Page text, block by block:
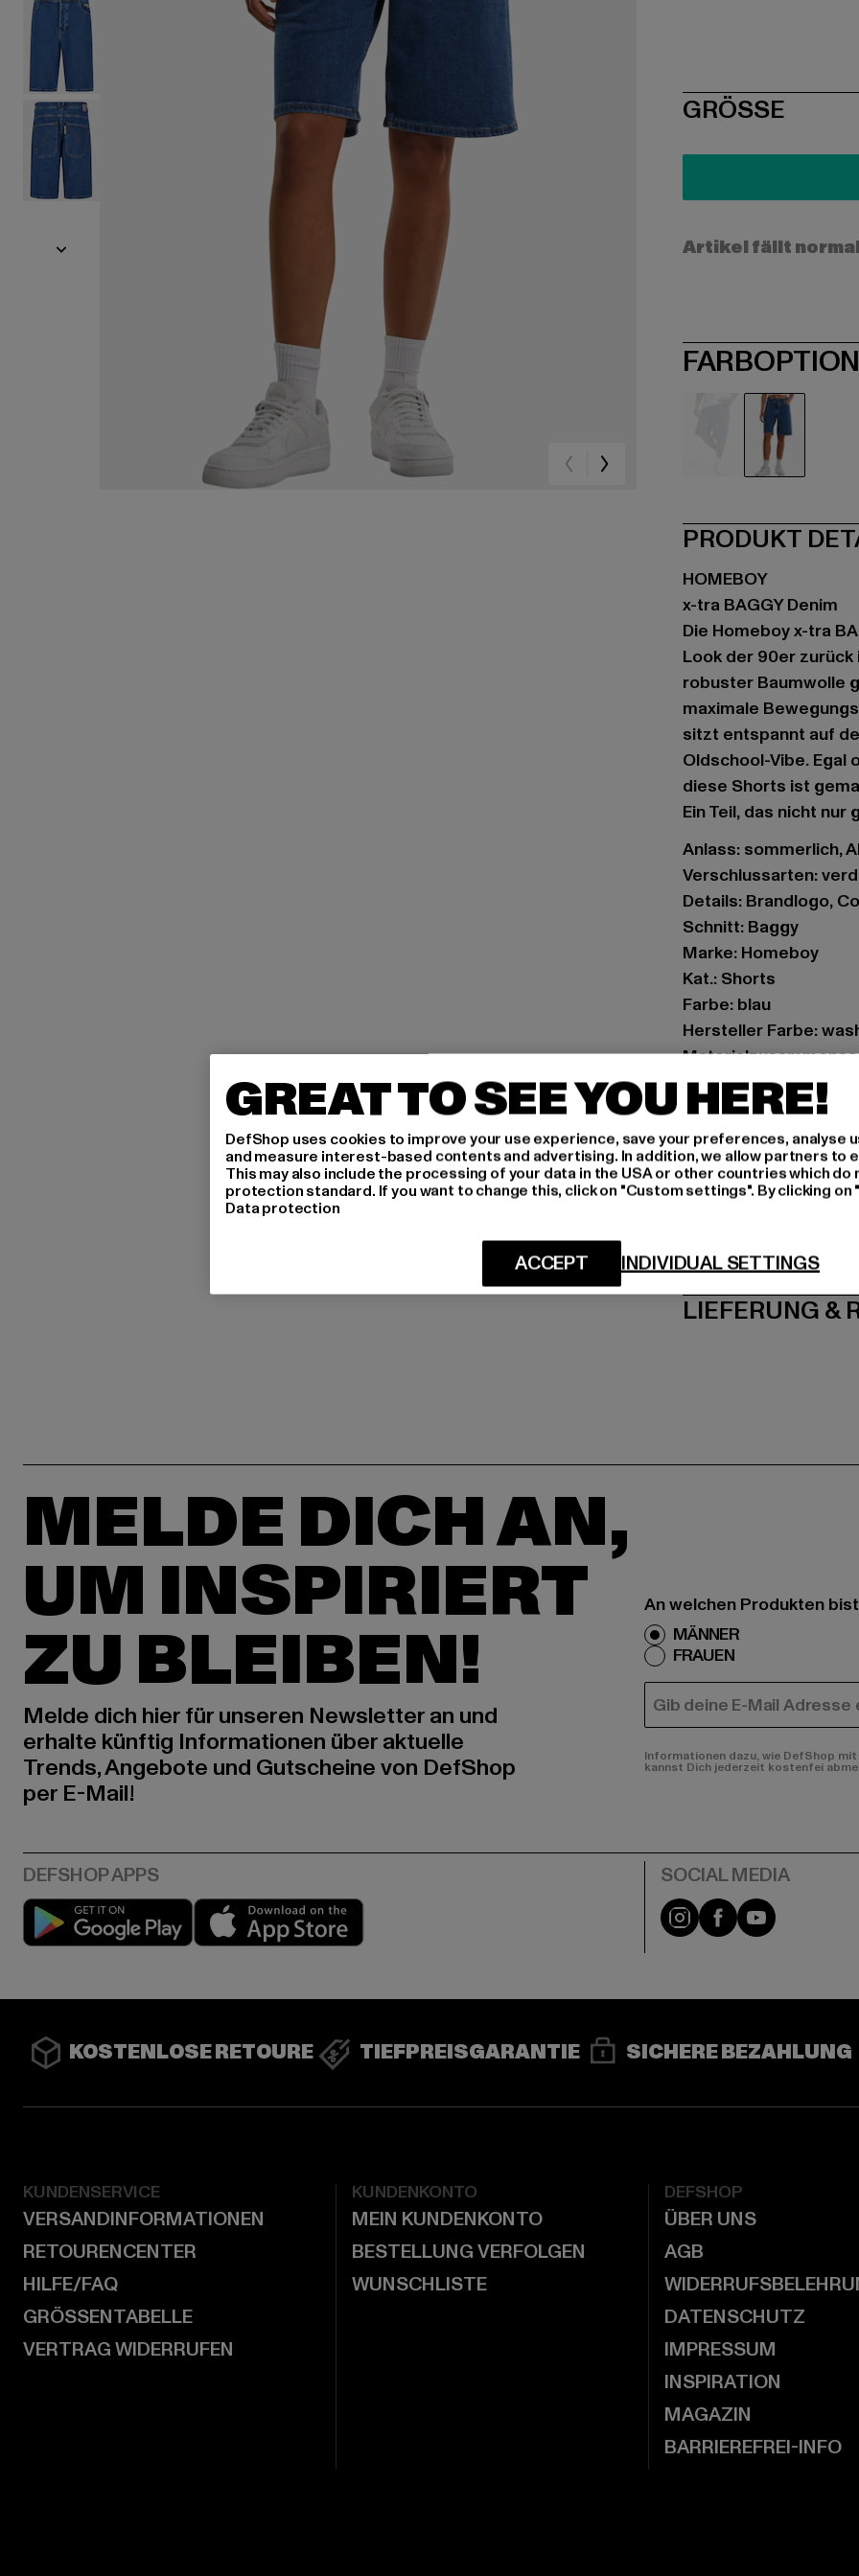
SIZE
GRÖSSE
Artikel fällt
PRODUKT
HOMEBOY
x-tra BAGGY Denim
Die Homeboy x-tra
Look der 90er
robuster Baumwolle
maximale
sitzt entspannt auf
Oldschool-Vibe. Egal
diese Shorts ist
Ein Teil, das nicht
Anlass: sommerlich,
Verschlussarten:
Details: Brandlogo,
Schnitt: Baggy
Marke: Homeboy
Kat.: Shorts
Farbe: blau
Hersteller Farbe:
Art.Nr: 01SH0381-18142
Hersteller: License
Max-Planck-Straße 2
LIEFERUNG &
MELDE DICH AN,
UM INSPIRIERT
ZU BLEIBEN!
Melde dich hier für unseren Newsletter an und
erhalte künftig Informationen über aktuelle
Trends, Angebote und Gutscheine von DefShop
per E-Mail!
An welchen Produkten
MÄNNER
FRAUEN
E-MAIL
Informationen dazu, wie DefShop
kannst Dich jederzeit kostenfei
Play market Instagram
FacebookYouTube
KOSTENLOSE RETOURE TIEFPREISGARANTIE SICHERE BEZAHLUNG
KUNDENSERVICE
VERSANDINFORMATIONEN
RETOURENCENTER
HILFE/FAQ
GRÖSSENTABELLE
VERTRAG WIDERRUFEN
KUNDENKONTO
MEIN KUNDENKONTO
BESTELLUNG VERFOLGEN
WUNSCHLISTE
DEFSHOP
ÜBER UNS
AGB
DATENSCHUTZ
IMPRESSUM
INSPIRATION
MAGAZIN
BARRIEREFREI-INFO
GREAT TO SEE YOU HERE!
DefShop uses cookies to improve your use experience, save your preferences, analyse
and measure interest-based contents and advertising. In addition, we allow partners to
This may also include the processing of your data in the USA or other countries which do
protection standard. If you want to change this, click on "Custom settings". By clicking
Data protection
INDIVIDUAL SETTINGS
ACCEPT